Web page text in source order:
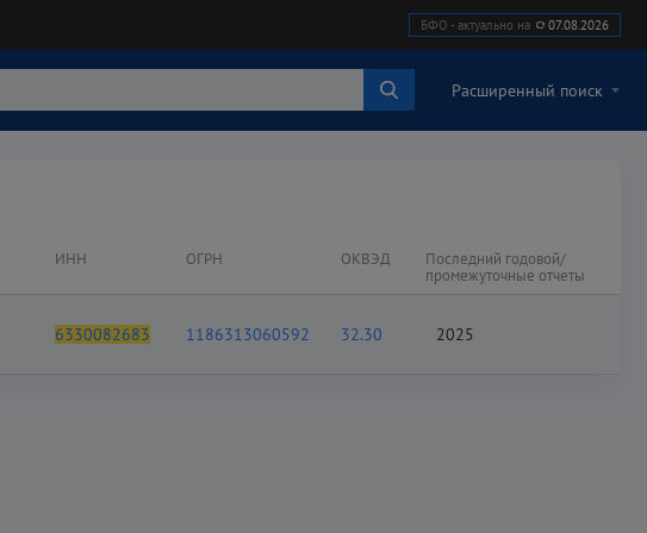
БФО - актуально на 07.08.2026
Расширенный поиск
ИНН ОГРН ОКВЭД
Последний годовой/
промежуточные отчеты
6330082683 1186313060592 32.30 2025